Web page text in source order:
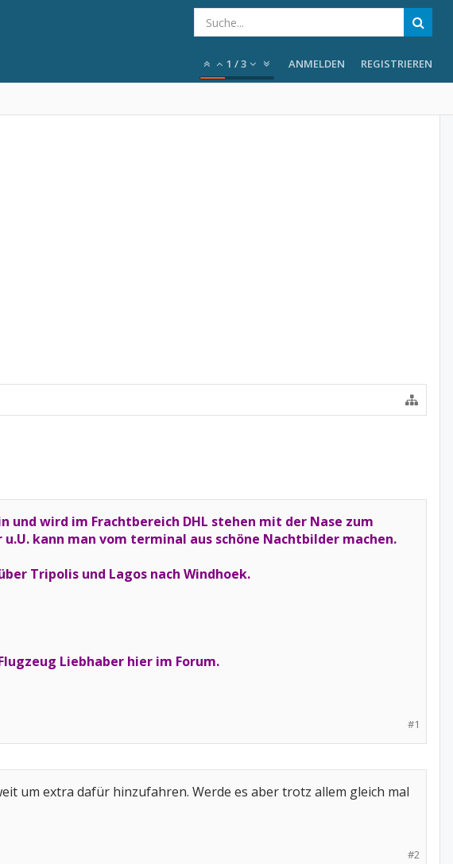
1 /3 ANMELDEN REGISTRIEREN
und wird im Frachtbereich DHL stehen mit der Nase zum
kann man vom terminal aus schöne Nachtbilder machen.
Tripolis und Lagos nach Windhoek.
Liebhaber hier im Forum.
#1
um extra dafür hinzufahren. Werde es aber trotz allem gleich mal
#2